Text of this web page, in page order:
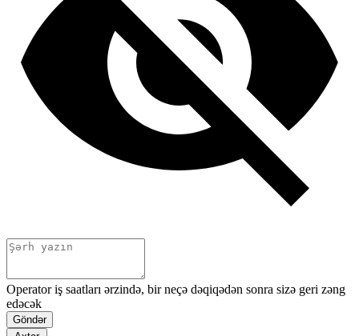
Operator iş saatları ərzində, bir neçə dəqiqədən sonra sizə geri zəng
edəcək
Göndər